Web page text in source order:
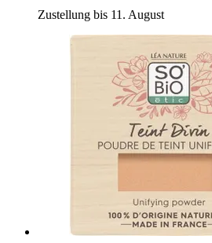
Zustellung bis 11. August